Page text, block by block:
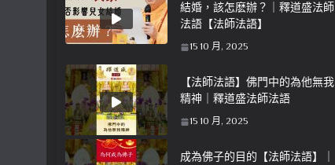
結婚，該怎麽辦？｜釋道盛法師
法語【法師法語】
15 10 月, 2025
【法師法語】佛門中的為他無我
精神｜釋道盛法師法語
15 10 月, 2025
成為佛子的目的【法師法語】｜